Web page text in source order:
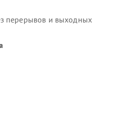
перерывов и выходных